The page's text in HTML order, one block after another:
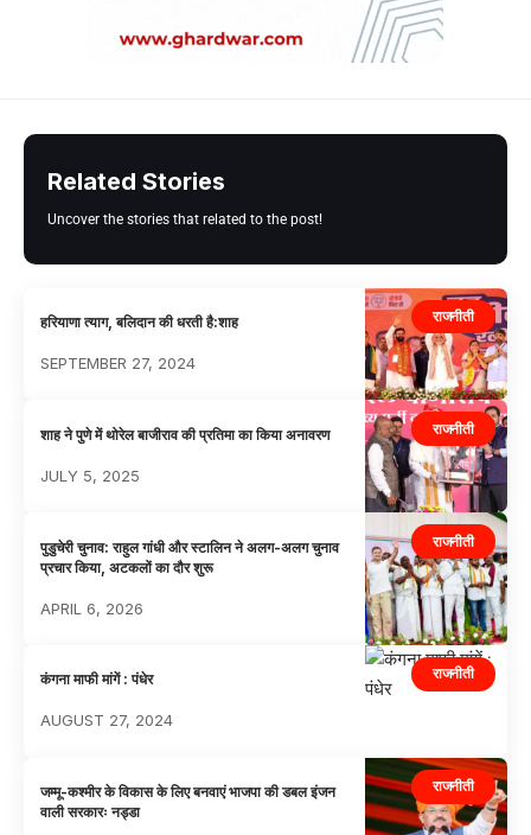
Related Stories
Uncover the stories that related to the post!
राजनीती
हरियाणा त्याग, बलिदान की धरती है:शाह
SEPTEMBER 27, 2024
राजनीती
शाह ने पुणे में थोरेल बाजीराव की प्रतिमा का किया अनावरण
JULY 5, 2025
राजनीती
पुडुचेरी चुनाव: राहुल गांधी और स्टालिन ने अलग-अलग चुनाव
प्रचार किया, अटकलों का दौर शुरू
APRIL 6, 2026
राजनीती
कंगना माफी मांगें : पंधेर
AUGUST 27, 2024
राजनीती
जम्मू-कश्मीर के विकास के लिए बनवाएं भाजपा की डबल इंजन
वाली सरकारः नड्डा